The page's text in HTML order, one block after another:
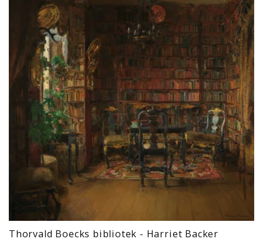
Thorvald Boecks bibliotek - Harriet Backer